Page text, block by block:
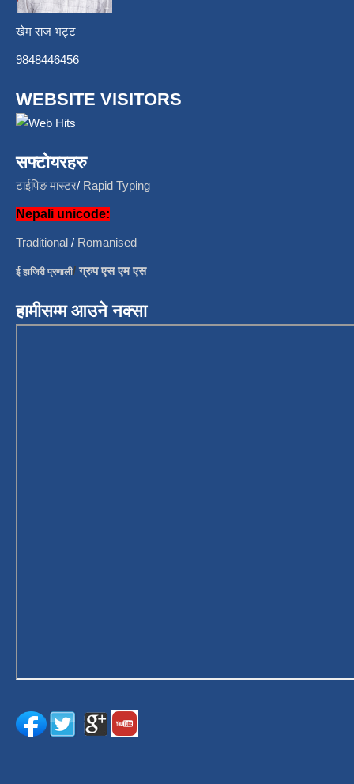
खेम राज भट्ट
9848446456
WEBSITE VISITORS
सफ्टोयरहरु
टाईपिङ मास्टर/ Rapid Typing
Nepali unicode:
Traditional / Romanised
ई हाजिरी प्रणाली/ग्रुप एस एम एस
हामीसम्म आउने नक्सा